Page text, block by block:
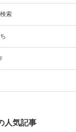
索
人気記事